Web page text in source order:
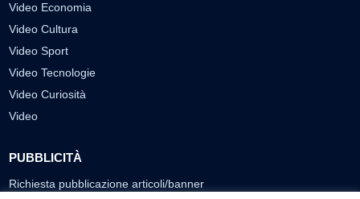
Video Economia
Video Cultura
Video Sport
Video Tecnologie
Video Curiosità
Video
PUBBLICITÀ
Richiesta pubblicazione articoli/banner